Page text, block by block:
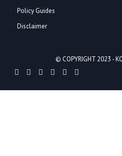
Policy Guides
Disclaimer
© COPYRIGHT 2023 -